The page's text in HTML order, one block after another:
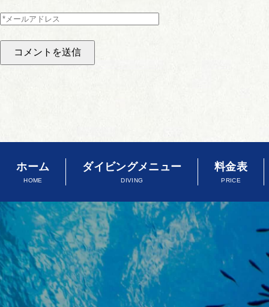
ホーム
HOME
ダイビングメニュー
DIVING
料金表
PRICE